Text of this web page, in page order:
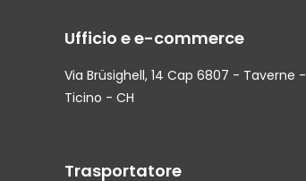
Ufficio e e-commerce
Via Brüsighell, 14 Cap 6807 - Taverne -
Ticino - CH
Trasportatore